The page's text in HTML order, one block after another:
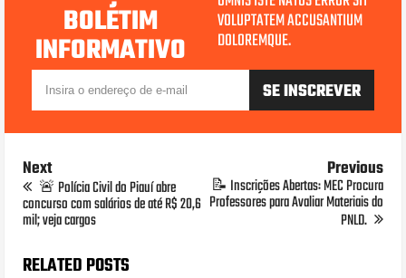
BOLETIM
INFORMATIVO
VOLUPTATEM ACCUSANTIUM
DOLOREMQUE.
Next
🚨 Polícia Civil do Piauí abre
concurso com salários de até R$ 20,6
mil; veja cargos
Previous
📝 Inscrições Abertas: MEC Procura
Professores para Avaliar Materiais do
PNLD.
RELATED POSTS